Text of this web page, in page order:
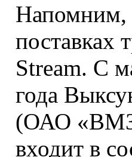
Напомним,
поставках
Stream. С
года
(ОАО
входит в